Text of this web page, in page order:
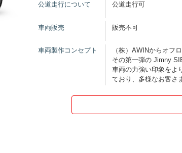
公道走行について 公道走行可
車両販売 販売不可
車両製作コンセプト
（株）AWINからオフ
その第一弾の Jimny
車両の力強い印象をよ
ており、多様なお客さ